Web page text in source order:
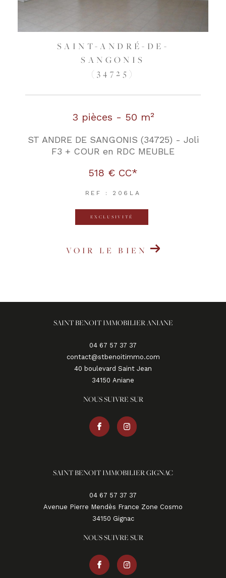
SAINT-ANDRÉ-DE-
SANGONIS
(34725)
3 pièces - 50 m²
ST ANDRE DE SANGONIS (34725) - Joli
F3 + COUR en RDC MEUBLE
518 € CC*
REF : 206LA
EXCLUSIVITÉ
VOIR LE BIEN
SAINT BENOIT IMMOBILIER ANIANE
04 67 57 37 37
contact@stbenoitimmo.com
40 boulevard Saint Jean
34150
aniane
NOUS SUIVRE SUR
SAINT BENOIT IMMOBILIER GIGNAC
04 67 57 37 37
Avenue Pierre Mendès France Zone Cosmo
34150
gignac
NOUS SUIVRE SUR